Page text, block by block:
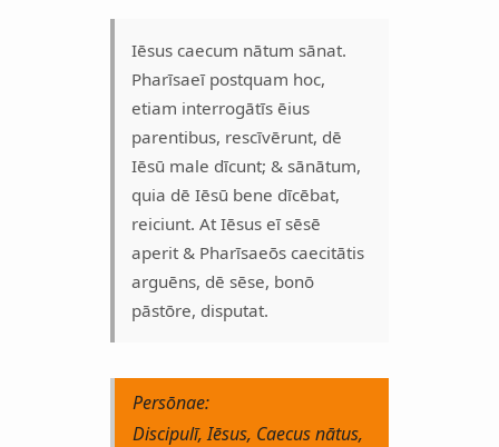
Iēsus caecum nātum sānat.
Pharīsaeī postquam hoc,
etiam interrogātīs ēius
parentibus, rescīvērunt, dē
Iēsū male dīcunt; & sānātum,
quia dē Iēsū bene dīcēbat,
reiciunt. At Iēsus eī sēsē
aperit & Pharīsaeōs caecitātis
arguēns, dē sēse, bonō
pāstōre, disputat.
Persōnae:
Discipulī, Iēsus, Caecus nātus,